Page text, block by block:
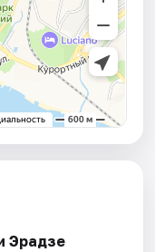
Эрадзе